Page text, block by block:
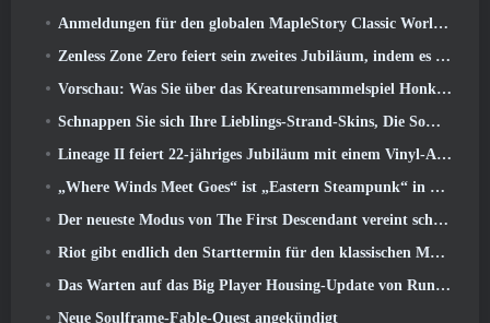
Anmeldungen für den globalen MapleStory Classic World Second Closed Test
Zenless Zone Zero feiert sein zweites Jubiläum, indem es Spielern die Wahl zwischen einem kostenlosen S-Rank-Agenten bietet
Vorschau: Was Sie über das Kreaturensammelspiel Honkai von HoYoverse wissen sollten: Link-Seele
Schnappen Sie sich Ihre Lieblings-Strand-Skins, Die Sommerspiele sind zu Overwatch zurückgekehrt
Lineage II feiert 22-jähriges Jubiläum mit einem Vinyl-Album in Collector’s Edition
„Where Winds Meet Goes“ ist „Eastern Steampunk“ in der Version 2.0
Der neueste Modus von The First Descendant vereint schwierige Void-Intercept-Kämpfe und die Tiefen
Riot gibt endlich den Starttermin für den klassischen Modus von League of Legends bekannt
Das Warten auf das Big Player Housing-Update von RuneScape hat ein Ende
Neue Soulframe-Fable-Quest angekündigt